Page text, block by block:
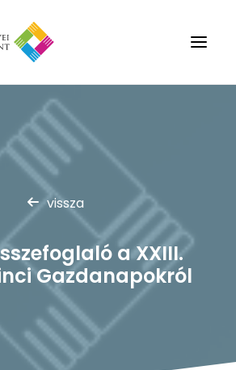
Rólunk
Hírek
Partnerek
Kapcsolat
Keresés
vissza
a XXIII.
Gazdanapokról